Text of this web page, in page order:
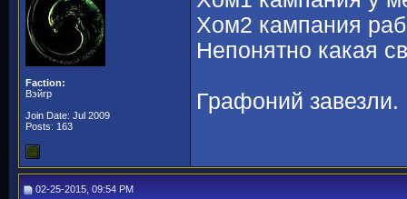
Faction:
Вэйгр
Join Date: Jul 2009
Posts: 163
Хом2 кампания
Непонятно какая
Графоний завезли.
02-25-2015, 09:54 PM